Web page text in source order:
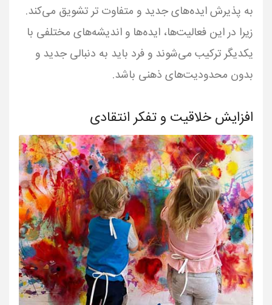
به پذیرش ایده‌های جدید و متفاوت تر تشویق می‌کند.
زیرا در این فعالیت‌ها، ایده‌ها و اندیشه‌های مختلفی با
یکدیگر ترکیب می‌شوند و فرد باید به دنبالی جدید و
بدون محدودیت‌های ذهنی باشد.
افزایش خلاقیت و تفکر انتقادی